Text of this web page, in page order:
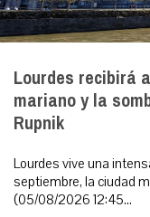
Lourdes recibirá
mariano y la
Rupnik
Lourdes vive una
septiembre, la ciudad
(05/08/2026 12:45...